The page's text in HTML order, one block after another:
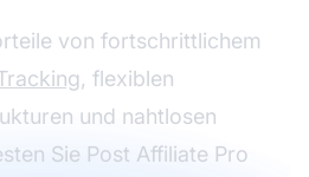
von fortschrittlichem
, flexiblen
und nahtlosen
Sie Post Affiliate Pro